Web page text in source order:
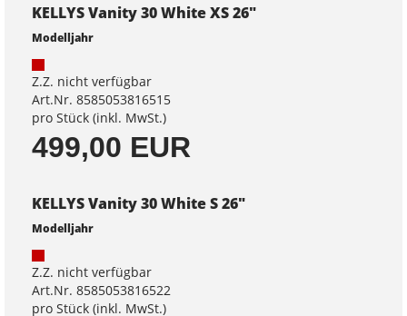
KELLYS Vanity 30 White XS 26"
Modelljahr
Z.Z. nicht verfügbar
Art.Nr. 8585053816515
pro Stück (inkl. MwSt.)
499,00 EUR
KELLYS Vanity 30 White S 26"
Modelljahr
Z.Z. nicht verfügbar
Art.Nr. 8585053816522
pro Stück (inkl. MwSt.)